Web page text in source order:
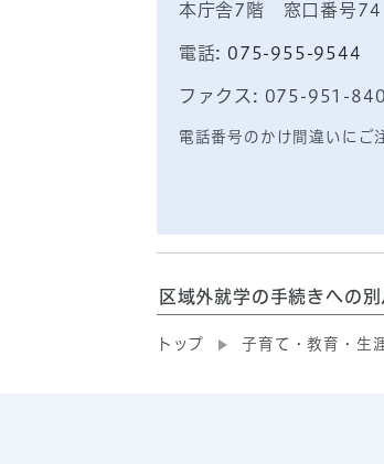
本庁舎7階 窓口番号74
電話: 075-955-9544
ファクス: 075-951-
電話番号のかけ間違いにご
区域外就学の手続きへの
トップ 子育て・教育・生